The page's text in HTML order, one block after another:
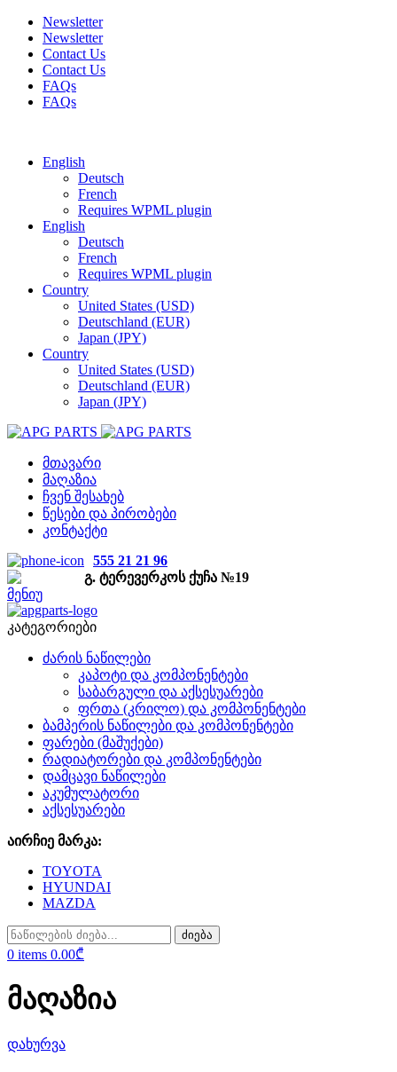
Newsletter
Newsletter
Contact Us
Contact Us
FAQs
FAQs
English
Deutsch
French
Requires WPML plugin
English
Deutsch
French
Requires WPML plugin
Country
United States (USD)
Deutschland (EUR)
Japan (JPY)
Country
United States (USD)
Deutschland (EUR)
Japan (JPY)
მთავარი
მაღაზია
ჩვენ შესახებ
წესები და პირობები
კონტაქტი
555 21 21 96
გ. ტერევერკოს ქუჩა №19
მენიუ
კატეგორიები
ძარის ნაწილები
კაპოტი და კომპონენტები
საბარგული და აქსესუარები
ფრთა (კრილო) და კომპონენტები
ბამპერის ნაწილები და კომპონენტები
ფარები (მაშუქები)
რადიატორები და კომპონენტები
დამცავი ნაწილები
აკუმულატორი
აქსესუარები
აირჩიე მარკა:
TOYOTA
HYUNDAI
MAZDA
ძიება
0 items 0.00₾
მაღაზია
დახურვა